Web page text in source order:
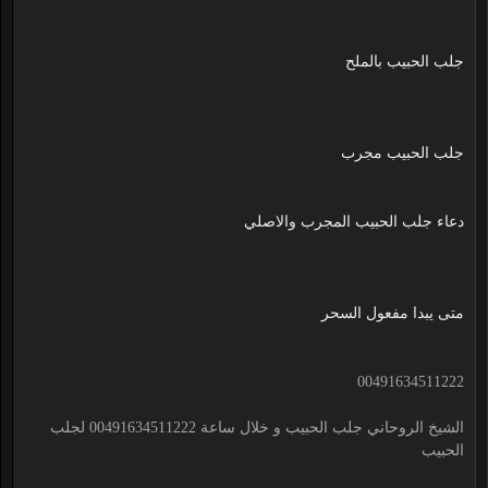
جلب الحبيب بالملح
جلب الحبيب مجرب
دعاء جلب الحبيب المجرب والاصلي
متى يبدا مفعول السحر
00491634511222
الشيخ الروحاني جلب الحبيب و خلال ساعة 00491634511222 لجلب
الحبيب